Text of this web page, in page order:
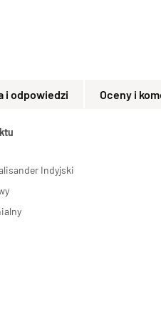
i odpowiedzi Oceny i
Indyjski